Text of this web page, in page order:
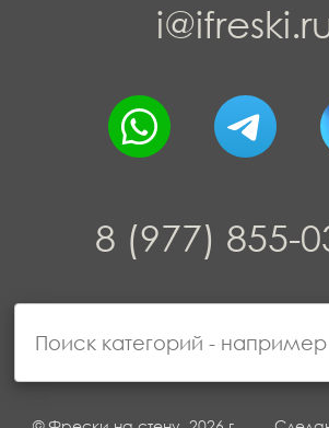
8 (977) 855-